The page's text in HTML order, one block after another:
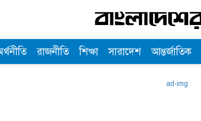
রাজনীতি শিক্ষা সারাদেশ আন্তর্জাতিক